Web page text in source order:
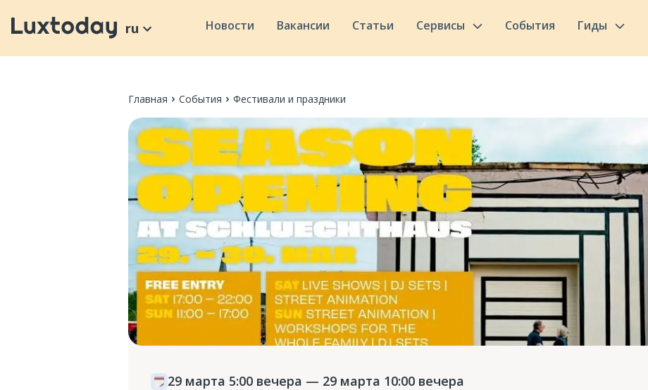
ru Новости Вакансии Статьи Сервисы События Гиды
Главная События Фестивали и праздники
29 марта 5:00 вечера — 29 марта 10:00 вечера